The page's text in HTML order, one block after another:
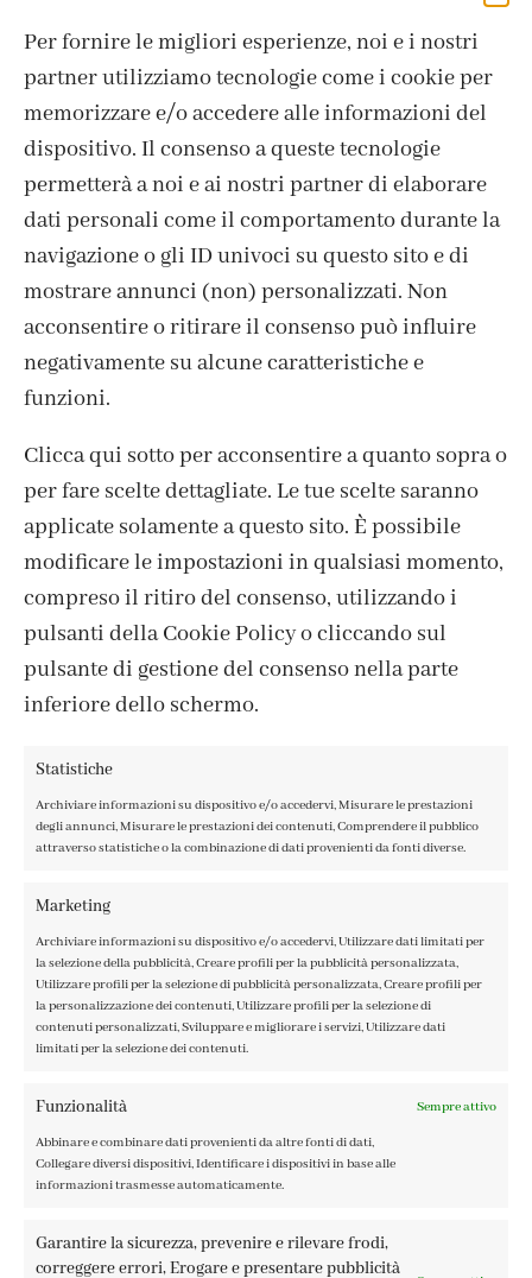
Per fornire le migliori esperienze, noi e i nostri
partner utilizziamo tecnologie come i cookie per
memorizzare e/o accedere alle informazioni del
dispositivo. Il consenso a queste tecnologie
permetterà a noi e ai nostri partner di elaborare
dati personali come il comportamento durante la
navigazione o gli ID univoci su questo sito e di
mostrare annunci (non) personalizzati. Non
acconsentire o ritirare il consenso può influire
negativamente su alcune caratteristiche e
funzioni.
Clicca qui sotto per acconsentire a quanto sopra o
per fare scelte dettagliate. Le tue scelte saranno
applicate solamente a questo sito. È possibile
modificare le impostazioni in qualsiasi momento,
compreso il ritiro del consenso, utilizzando i
pulsanti della Cookie Policy o cliccando sul
pulsante di gestione del consenso nella parte
inferiore dello schermo.
Statistiche
Archiviare informazioni su dispositivo e/o accedervi, Misurare le prestazioni
degli annunci, Misurare le prestazioni dei contenuti, Comprendere il pubblico
attraverso statistiche o la combinazione di dati provenienti da fonti diverse.
Marketing
Archiviare informazioni su dispositivo e/o accedervi, Utilizzare dati limitati per
la selezione della pubblicità, Creare profili per la pubblicità personalizzata,
Utilizzare profili per la selezione di pubblicità personalizzata, Creare profili per
la personalizzazione dei contenuti, Utilizzare profili per la selezione di
contenuti personalizzati, Sviluppare e migliorare i servizi, Utilizzare dati
limitati per la selezione dei contenuti.
Funzionalità Sempre attivo
Abbinare e combinare dati provenienti da altre fonti di dati,
Collegare diversi dispositivi, Identificare i dispositivi in base alle
informazioni trasmesse automaticamente.
Garantire la sicurezza, prevenire e rilevare frodi,
correggere errori, Erogare e presentare pubblicità
9,50€
7,80€
ISCRIVITI ALLA NEWSLETTER
CONTATTI
COOKIE POLICY
PRIVACY POLICY
TERMINI E CONDIZIONI
FABBRICA DEL COLORE, VIA TAGLIAMENTO 13, 23900 LECCO
– ©ABRALUX SRL P.IVA 01504540137 | DESIGN BY